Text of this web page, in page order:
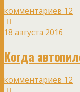
комментариев 12
18 августа 2016
Когда
комментариев 12